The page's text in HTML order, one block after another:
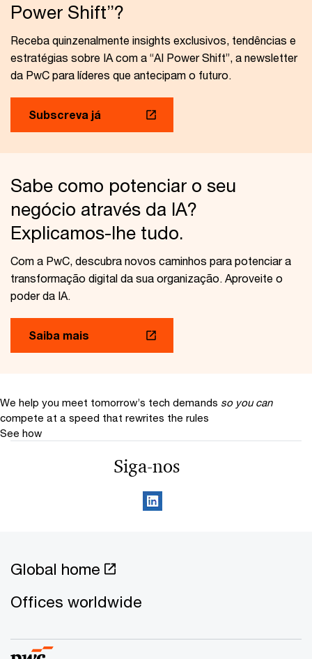
Power Shift”?
Receba quinzenalmente insights exclusivos, tendências e
estratégias sobre IA com a “AI Power Shift”, a newsletter
da PwC para líderes que antecipam o futuro.
Subscreva já
Sabe como potenciar o seu
negócio através da IA?
Explicamos-lhe tudo.
Com a PwC, descubra novos caminhos para potenciar a
transformação digital da sua organização. Aproveite o
poder da IA.
Saiba mais
We help you meet tomorrow’s tech demands so you can
compete at a speed that rewrites the rules
See how
Siga-nos
Global home
Offices worldwide